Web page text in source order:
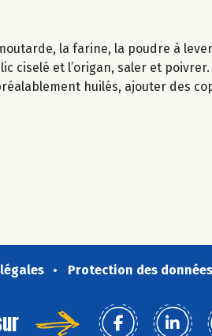
la farine, la poudre à
ciselé et l’origan, saler et poivrer.
huilés, ajouter des
Protection des données